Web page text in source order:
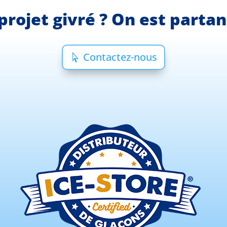
givré ? On est
Contactez-nous